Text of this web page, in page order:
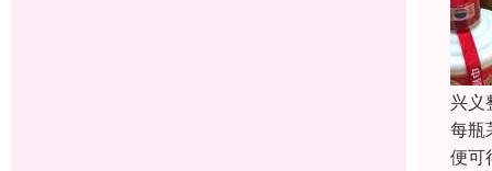
兴义
每瓶
便可